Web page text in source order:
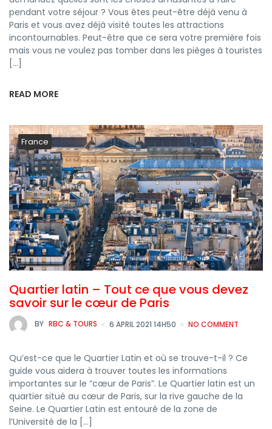
pendant votre séjour ? Vous êtes peut-être déjà venu à
Paris et vous avez déjà visité toutes les attractions
incontournables. Peut-être que ce sera votre première fois
mais vous ne voulez pas tomber dans les pièges à touristes
[…]
READ MORE
France
Quartier latin – Tout ce que vous devez
savoir sur le cœur de Paris
BY RBC & TOURS 6 APRIL 2021 14H50 NO COMMENT
Qu’est-ce que le Quartier Latin et où se trouve-t-il ? Ce
guide vous aidera à trouver toutes les informations
importantes sur le “cœur de Paris”. Le Quartier latin est un
quartier situé au cœur de Paris, sur la rive gauche de la
Seine. Le Quartier Latin est entouré de la zone de
l’Université de la […]